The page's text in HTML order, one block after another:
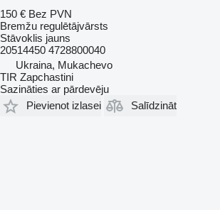
150 € Bez PVN
Bremžu regulētājvārsts
Stāvoklis jauns
20514450 4728800040
Ukraina, Mukachevo
TIR Zapchastini
Sazināties ar pārdevēju
Pievienot izlasei
Salīdzināt